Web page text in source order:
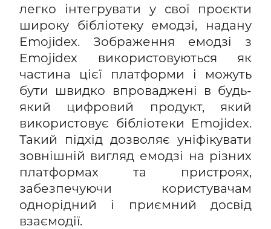
легко інтегрувати у свої проєкти
широку бібліотеку емодзі, надану
Emojidex. Зображення емодзі з
Emojidex використовуються як
частина цієї платформи і можуть
бути швидко впроваджені в будь-
який цифровий продукт, який
використовує бібліотеки Emojidex.
Такий підхід дозволяє уніфікувати
зовнішній вигляд емодзі на різних
платформах та пристроях,
забезпечуючи користувачам
однорідний і приємний досвід
взаємодії.